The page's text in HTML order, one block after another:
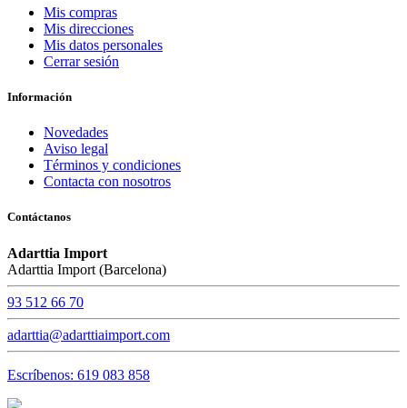
Mis compras
Mis direcciones
Mis datos personales
Cerrar sesión
Información
Novedades
Aviso legal
Términos y condiciones
Contacta con nosotros
Contáctanos
Adarttia Import
Adarttia Import (Barcelona)
93 512 66 70
adarttia@adarttiaimport.com
Escríbenos: 619 083 858